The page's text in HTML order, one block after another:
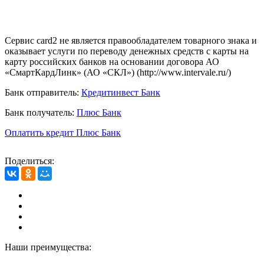
Сервис card2 не является правообладателем товарного знака и
оказывает услуги по переводу денежных средств с карты на
карту российских банков на основании договора АО
«СмартКардЛинк» (АО «СКЛ») (http://www.intervale.ru/)
Банк отправитель: Кредитинвест Банк
Банк получатель: Плюс Банк
Оплатить кредит Плюс Банк
Поделиться:
Наши преимущества: